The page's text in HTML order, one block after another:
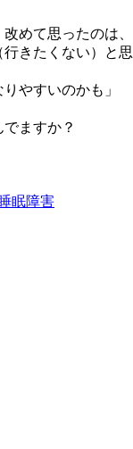
めて思ったのは、
行きたくない）と思
やすいのかも」
ますか？
眠障害